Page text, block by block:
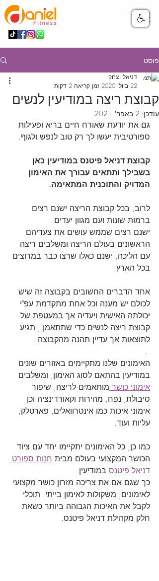
פוסט
קבוצת ריצה במודיעין לנשים
דניאל יצחק
22 ביולי 2020
זמן קריאה 2 דקות
עודכן: 2 באפר׳ 2021
גם את יודעת שאורח חיים בריא ופעילות
ספורטיבית יעשו לך רק טוב לנפש ולגוף.
קבוצת דניאל פיטנס במודיעין כאן
בשבילך ותתאים עבורך את האימון
המדויק והתוכנית המתאימה.
לרוב, בכל קבוצת הריצה ישנם רצים
ברמות שונות ועם מגוון יעדים.
ישנם רצים שממש עושים את צעדיהם
הראשונים בעולם הריצה ומשלבים ריצה
עם הליכה, ישנם כאלו שרצו כבר במרוצים
בכל הארץ.
אחד הדברים החשובים בקבוצה זה שיש
לכולם יש מענה וכל אחת מתקדמת עפ"י
יכולתה האישית ויעדיה אך במעטפת של
קבוצת ריצה לנשים כדי שתתאמן , תגיע
לתוצאות אך עדיין תהנה מהקבוצה .
האימונים שלנו מתקיימים באזורים שונים
במודיעין בהתאם לסוג האימון, ומשלבים
אימוני כושר מותאמים לריצה, שיפור
סיבולת, נפח, מהירות וקאורדינציה וכן
אימוני איכות כמו אינטרוואלים, פארטלק,
עליות ועוד.
כמו כן, כל האימונים יתקיימו יחד עם ציוד
הכושר המקצועי בעולם מבית חנות ספורט
דניאל פיטנס במודיעין.
כך שגם אם את צריכה מזרון כושר מקצועי
לאימונים, משקולות לאימון בייתי. תוכלי
לקבל את האיכות הגבוהה ביותר כשאת
חלק מקהילת דניאל פיטנס.